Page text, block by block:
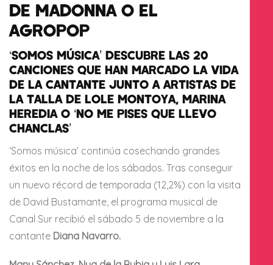
DE MADONNA O EL
AGROPOP
‘SOMOS MÚSICA’ DESCUBRE LAS 20
CANCIONES QUE HAN MARCADO LA VIDA
DE LA CANTANTE JUNTO A ARTISTAS DE
LA TALLA DE LOLE MONTOYA, MARINA
HEREDIA O ‘NO ME PISES QUE LLEVO
CHANCLAS’
‘Somos música’ continúa cosechando grandes
éxitos en la noche de los sábados. Tras conseguir
un nuevo récord de temporada (12,2%) con la visita
de David Bustamante, el programa musical de
Canal Sur recibió el sábado 5 de noviembre a la
cantante Diana Navarro.